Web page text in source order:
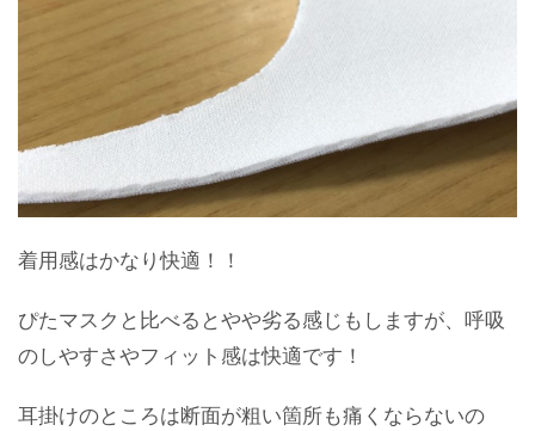
着用感はかなり快適！！
ぴたマスクと比べるとやや劣る感じもしますが、呼吸
のしやすさやフィット感は快適です！
耳掛けのところは断面が粗い箇所も痛くならないの